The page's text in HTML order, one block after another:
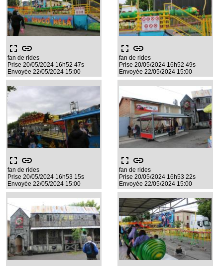
fullscreen link
fan de rides
Prise 20/05/2024 16h52 47s
Envoyée 22/05/2024 15:00
fullscreen link
fan de rides
Prise 20/05/2024 16h52 49s
Envoyée 22/05/2024 15:00
fullscreen link
fan de rides
Prise 20/05/2024 16h53 15s
Envoyée 22/05/2024 15:00
fullscreen link
fan de rides
Prise 20/05/2024 16h53 22s
Envoyée 22/05/2024 15:00